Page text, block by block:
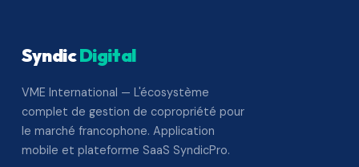
SyndicDigital
VME International — L'écosystème
complet de gestion de copropriété pour
le marché francophone. Application
mobile et plateforme SaaS SyndicPro.